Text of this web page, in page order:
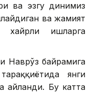
ва эзгу динимиз
ва жамият
хайрли ишларга
Наврўз байрамига
янги
айланди. Бу катта